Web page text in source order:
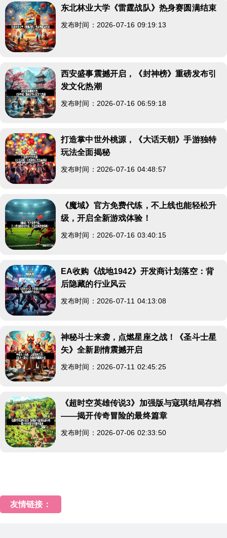
东北林业大学《雷霆战队》热身赛圆满结束
发布时间：2026-07-16 09:19:13
西安盛事震撼开启，《封神榜》重磅发布引
发文化热潮
发布时间：2026-07-16 06:59:18
打造掌中世外桃源，《大话天朝》手游独特
玩法全面揭秘
发布时间：2026-07-16 04:48:57
《魔域》官方免费代练，不上线也能轻松升
级，开启全新游戏体验！
发布时间：2026-07-16 03:40:15
EA收购《战地1942》开发商计划落空：背
后隐藏的行业风云
发布时间：2026-07-11 04:13:08
神秘斗士来袭，点燃星座之战！《圣斗士星
矢》全新剧情震撼开启
发布时间：2026-07-11 02:45:25
《超时空英雄传说3》加强版与寇琪结局存档
——揭开传奇冒险的最终篇章
发布时间：2026-07-06 02:33:50
友情链接：